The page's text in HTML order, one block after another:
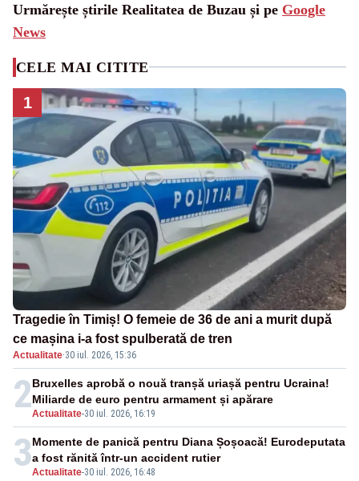
Urmărește știrile Realitatea de Buzau și pe Google
News
CELE MAI CITITE
1
Tragedie în Timiș! O femeie de 36 de ani a murit după
ce mașina i-a fost spulberată de tren
Actualitate·30 iul. 2026, 15:36
2Actualitate-30 iul. 2026, 16:19
Bruxelles aprobă o nouă tranșă uriașă pentru Ucraina!
Miliarde de euro pentru armament și apărare
3Actualitate-30 iul. 2026, 16:48
Momente de panică pentru Diana Șoșoacă! Eurodeputata
a fost rănită într-un accident rutier